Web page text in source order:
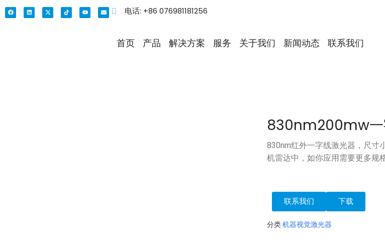
电话: +86 076981181256
首页 产品 解决方案 服务 关于我们 新闻动态 联系我们
830nm200mw一
830nm红外一字线激光器，尺寸
机雷达中，如你应用需要更多规
联系我们 下载
分类 机器视觉激光器